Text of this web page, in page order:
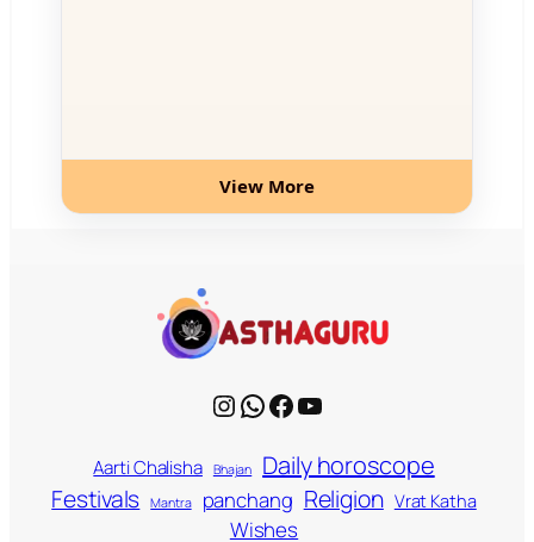
View More
Instagram WhatsApp Facebook YouTube
Aarti Chalisha Bhajan Daily horoscope
Festivals Mantra panchang Religion Vrat Katha
Wishes